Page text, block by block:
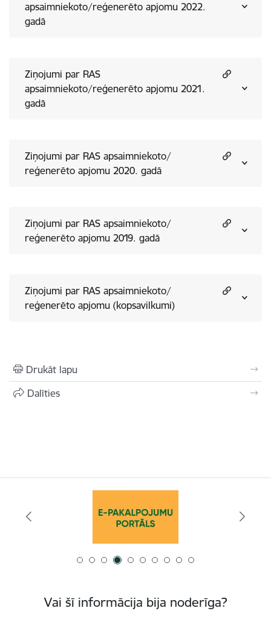
apsaimniekoto/reģenerēto apjomu 2022.
gadā
Ziņojumi par RAS
apsaimniekoto/reģenerēto apjomu 2021.
gadā
Ziņojumi par RAS apsaimniekoto/
reģenerēto apjomu 2020. gadā
Ziņojumi par RAS apsaimniekoto/
reģenerēto apjomu 2019. gadā
Ziņojumi par RAS apsaimniekoto/
reģenerēto apjomu (kopsavilkumi)
Drukāt lapu
Dalīties
Vai šī informācija bija noderīga?